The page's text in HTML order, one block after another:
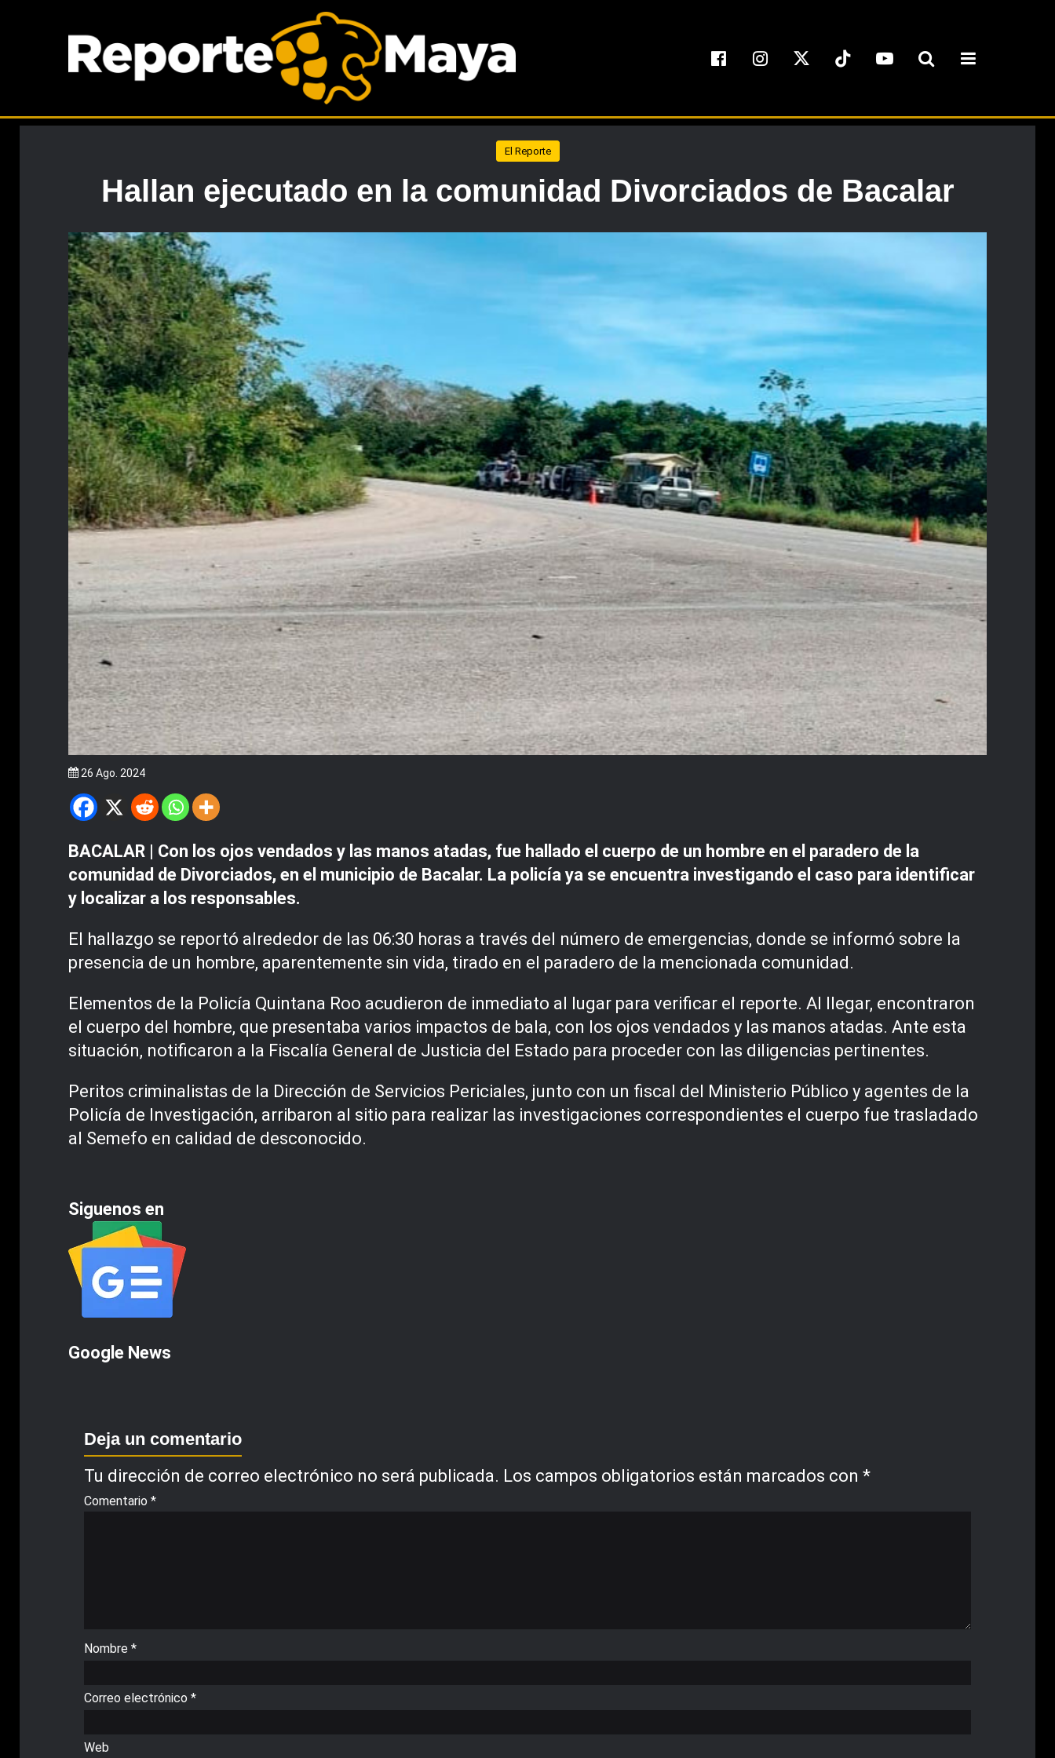
El Reporte
Hallan ejecutado en la comunidad Divorciados de Bacalar
26 Ago. 2024
BACALAR | Con los ojos vendados y las manos atadas, fue hallado el cuerpo de un hombre en el paradero de la
comunidad de Divorciados, en el municipio de Bacalar. La policía ya se encuentra investigando el caso para identificar
y localizar a los responsables.
El hallazgo se reportó alrededor de las 06:30 horas a través del número de emergencias, donde se informó sobre la
presencia de un hombre, aparentemente sin vida, tirado en el paradero de la mencionada comunidad.
Elementos de la Policía Quintana Roo acudieron de inmediato al lugar para verificar el reporte. Al llegar, encontraron
el cuerpo del hombre, que presentaba varios impactos de bala, con los ojos vendados y las manos atadas. Ante esta
situación, notificaron a la Fiscalía General de Justicia del Estado para proceder con las diligencias pertinentes.
Peritos criminalistas de la Dirección de Servicios Periciales, junto con un fiscal del Ministerio Público y agentes de la
Policía de Investigación, arribaron al sitio para realizar las investigaciones correspondientes el cuerpo fue trasladado
al Semefo en calidad de desconocido.
Siguenos en
Google News
Deja un comentario
Tu dirección de correo electrónico no será publicada. Los campos obligatorios están marcados con *
Comentario *
Nombre *
Correo electrónico *
Web